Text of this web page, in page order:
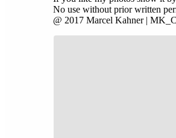
No use without prior written
@ 2017 Marcel Kahner |